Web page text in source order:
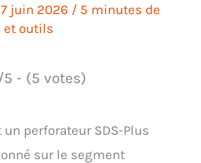
juin 2026 / 5 minutes de
et outils
- (5 votes)
perforateur SDS-Plus
sur le segment